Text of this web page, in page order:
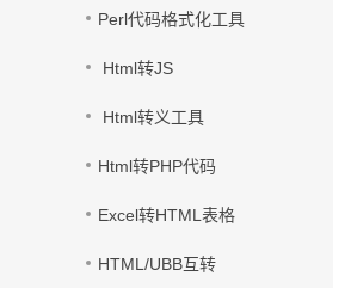
Perl代码格式化工具
Html转JS
Html转义工具
Html转PHP代码
Excel转HTML表格
HTML/UBB互转